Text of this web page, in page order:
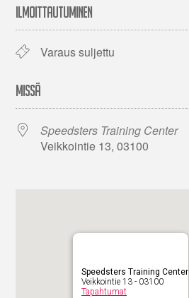
ILMOITTAUTUMINEN
Varaus suljettu
MISSÄ
Speedsters Training Center
Veikkointie 13, 03100
Speedsters Training Center
Veikkointie 13 - 03100
Tapahtumat